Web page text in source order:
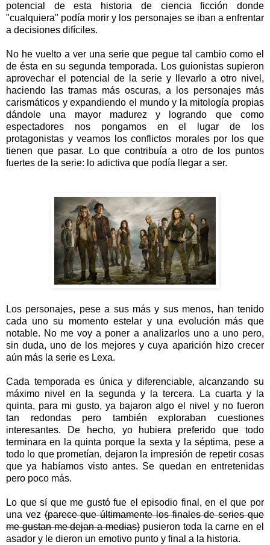
potencial de esta historia de ciencia ficción donde
"cualquiera" podía morir y los personajes se iban a enfrentar
a decisiones difíciles.
No he vuelto a ver una serie que pegue tal cambio como el
de ésta en su segunda temporada. Los guionistas supieron
aprovechar el potencial de la serie y llevarlo a otro nivel,
haciendo las tramas más oscuras, a los personajes más
carismáticos y expandiendo el mundo y la mitología propias
dándole una mayor madurez y logrando que como
espectadores nos pongamos en el lugar de los
protagonistas y veamos los conflictos morales por los que
tienen que pasar. Lo que contribuía a otro de los puntos
fuertes de la serie: lo adictiva que podía llegar a ser.
Los personajes, pese a sus más y sus menos, han tenido
cada uno su momento estelar y una evolución más que
notable. No me voy a poner a analizarlos uno a uno pero,
sin duda, uno de los mejores y cuya aparición hizo crecer
aún más la serie es Lexa.
Cada temporada es única y diferenciable, alcanzando su
máximo nivel en la segunda y la tercera. La cuarta y la
quinta, para mi gusto, ya bajaron algo el nivel y no fueron
tan redondas pero también exploraban cuestiones
interesantes. De hecho, yo hubiera preferido que todo
terminara en la quinta porque la sexta y la séptima, pese a
todo lo que prometían, dejaron la impresión de repetir cosas
que ya habíamos visto antes. Se quedan en entretenidas
pero poco más.
Lo que sí que me gustó fue el episodio final, en el que por
una vez(parece que últimamente los finales de series que
me gustan me dejan a medias) pusieron toda la carne en el
asador y le dieron un emotivo punto y final a la historia.